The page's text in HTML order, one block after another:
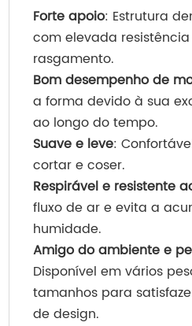
Forte apoio: Estrutura
com elevada
rasgamento.
Bom desempenho de
a forma devido à sua
ao longo do tempo.
Suave e leve:
cortar e coser.
Respirável e resistente
fluxo de ar e evita a
humidade.
Amigo do ambiente e
Disponível em vários
tamanhos para
de design.